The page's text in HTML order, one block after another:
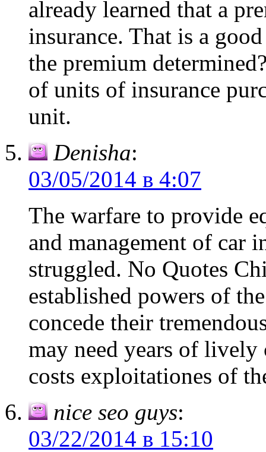
already learned that a
insurance. That is a
the premium
of units of insurance
unit.
Denisha:
03/05/2014 в 4:07
The warfare to provide
and management of car
struggled. No Quotes
established powers of
concede their
may need years of
costs exploitationes of
nice seo guys:
03/22/2014 в 15:10